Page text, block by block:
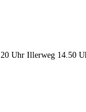
Uhr Illerweg 14.50